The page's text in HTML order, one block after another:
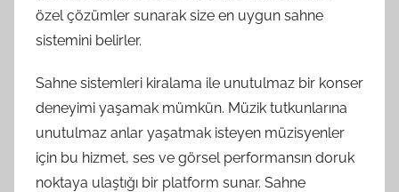
özel çözümler sunarak size en uygun sahne
sistemini belirler.
Sahne sistemleri kiralama ile unutulmaz bir konser
deneyimi yaşamak mümkün. Müzik tutkunlarına
unutulmaz anlar yaşatmak isteyen müzisyenler
için bu hizmet, ses ve görsel performansın doruk
noktaya ulaştığı bir platform sunar. Sahne